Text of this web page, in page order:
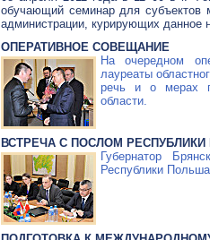
обучающий семинар для субъектов
администрации, курирующих данное
ОПЕРАТИВНОЕ СОВЕЩАНИЕ
На очередном
лауреаты
речь и о мерах
области.
ВСТРЕЧА С ПОСЛОМ
Губернатор
Республики